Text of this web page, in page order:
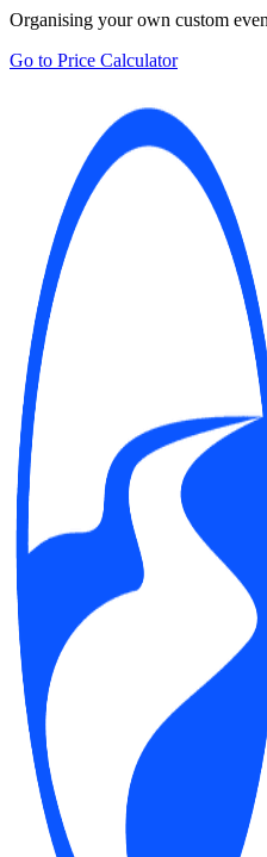
Organising your own custom
Go to Price Calculator